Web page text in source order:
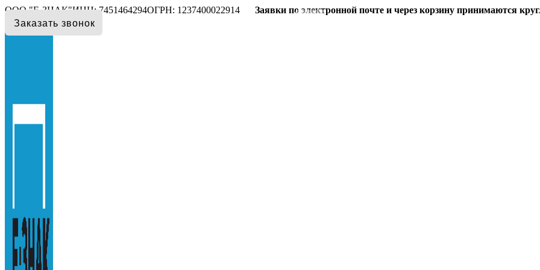
ООО "E-ЗНАК"ИНН: 7451464294ОГРН: 1237400022914 Заявки по электронной почте и через корзину принимаются
Заказать звонок